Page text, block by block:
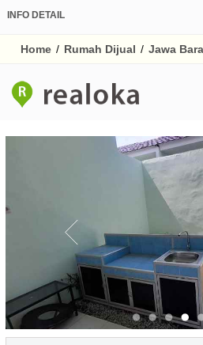
INFO DETAIL
Home / Rumah Dijual / Jawa